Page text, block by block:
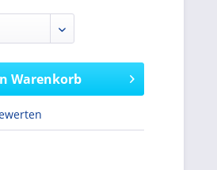
Warenkorb